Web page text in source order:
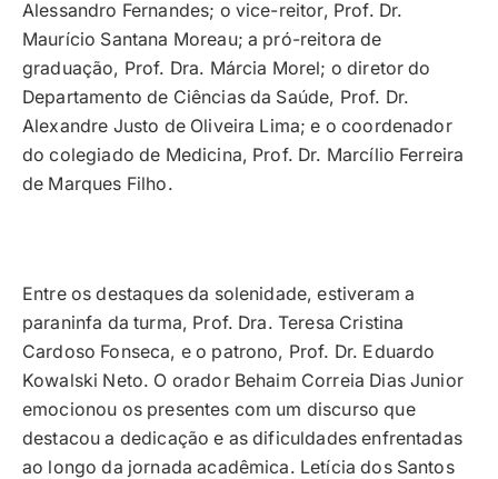
Alessandro Fernandes; o vice-reitor, Prof. Dr.
Maurício Santana Moreau; a pró-reitora de
graduação, Prof. Dra. Márcia Morel; o diretor do
Departamento de Ciências da Saúde, Prof. Dr.
Alexandre Justo de Oliveira Lima; e o coordenador
do colegiado de Medicina, Prof. Dr. Marcílio Ferreira
de Marques Filho.
Entre os destaques da solenidade, estiveram a
paraninfa da turma, Prof. Dra. Teresa Cristina
Cardoso Fonseca, e o patrono, Prof. Dr. Eduardo
Kowalski Neto. O orador Behaim Correia Dias Junior
emocionou os presentes com um discurso que
destacou a dedicação e as dificuldades enfrentadas
ao longo da jornada acadêmica. Letícia dos Santos